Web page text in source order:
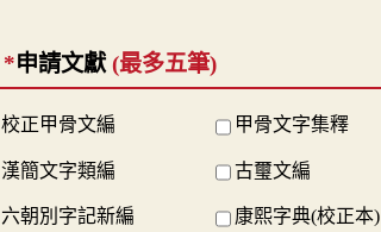
*申請文獻 (最多五筆)
校正甲骨文編 甲骨文字集釋
漢簡文字類編 古璽文編
六朝別字記新編 康熙字典(校正本)